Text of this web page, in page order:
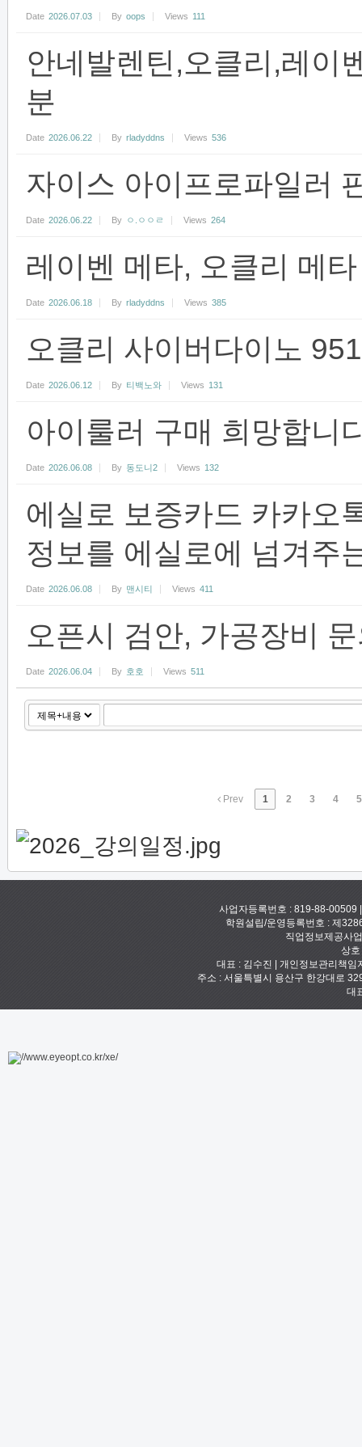
Date 2026.07.03 By oops Views 111
안네발렌틴,오클리,레이
분
Date 2026.06.22 By rladyddns Views 536
자이스 아이프로파일러
Date 2026.06.22 By ㅇ.ㅇㅇㄹ Views 264
레이벤 메타, 오클리 메
Date 2026.06.18 By rladyddns Views 385
오클리 사이버다이노
Date 2026.06.12 By 티백노와 Views 131
아이룰러 구매 희망합니
Date 2026.06.08 By 동도니2 Views 132
에실로 보증카드 카카오
정보를 에실로에 넘겨주
Date 2026.06.08 By 맨시티 Views 411
오픈시 검안, 가공장비
Date 2026.06.04 By 호호 Views 511
Prev 1 2 3 4 5
사업자등록번호 : 819-88-00509
학원설립/운영등록번호 : 제
직업정보제공사
상
대표 : 김수진 | 개인정보관리책
주소 : 서울특별시 용산구 한강대로
대